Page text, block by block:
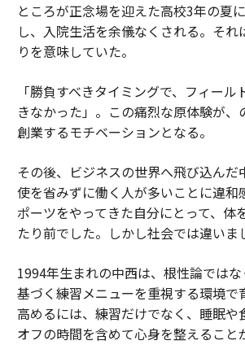
ところが正念場を迎えた高校3年の夏
し、入院生活を余儀なくされる。それ
りを意味していた。
「勝負すべきタイミングで、フィー
きなかった」。この痛烈な原体験が、
創業するモチベーションとなる。
その後、ビジネスの世界へ飛び込んだ
使を省みずに働く人が多いことに違和
ポーツをやってきた自分にとって、体
たり前でした。しかし社会では違いま
1994年生まれの中西は、根性論では
基づく練習メニューを重視する環境で
高めるには、練習だけでなく、睡眠や
オフの時間を含めて心身を整えること